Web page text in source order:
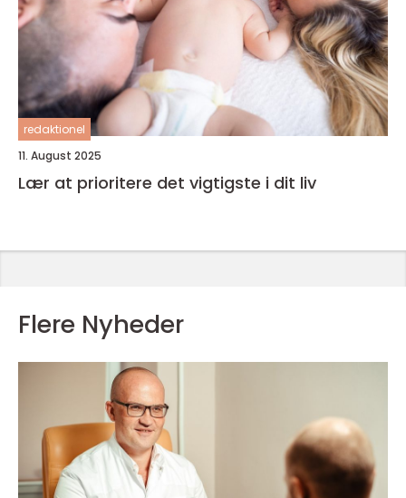
redaktionel
11. August 2025
Lær at prioritere det vigtigste i dit liv
Flere Nyheder